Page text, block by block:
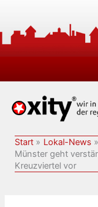
springen
Start Lokal-News
Münster geht
Kreuzviertel vor